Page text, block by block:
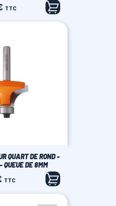
TTC
QUART DE ROND -
DE 8MM
TTC